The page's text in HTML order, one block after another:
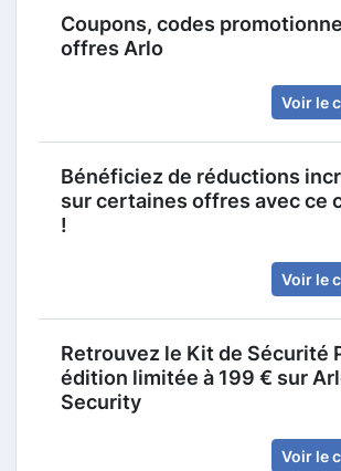
Coupons, codes
offres Arlo
Voir le
Bénéficiez de réductions
sur certaines offres avec ce
!
Voir le
Retrouvez le Kit de Sécurité
édition limitée à 199 € sur
Security
Voir le